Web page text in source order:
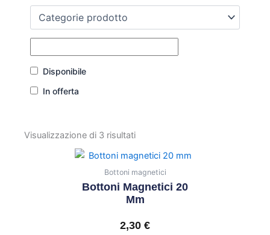
Disponibile
In offerta
Visualizzazione di 3 risultati
Bottoni magnetici
Bottoni Magnetici 20
Mm
2,30 €
Questo
prodotto
ha
più
Le